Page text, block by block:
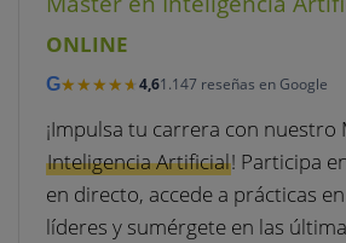
ONLINE
G★★★★★
★★★★★ 4,61.147 reseñas en Google
¡Impulsa tu carrera con nuestro
Inteligencia Artificial! Participa
en directo, accede a prácticas
líderes y sumérgete en las